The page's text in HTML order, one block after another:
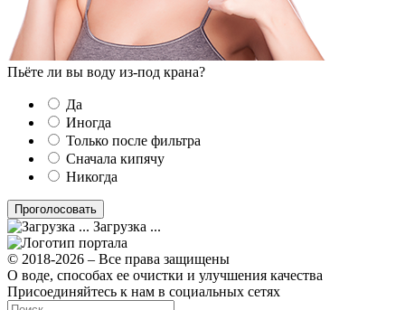
Пьёте ли вы воду из-под крана?
Да
Иногда
Только после фильтра
Сначала кипячу
Никогда
Загрузка ...
© 2018-2026 – Все права защищены
О воде, способах ее очистки и улучшения качества
Присоединяйтесь к нам в социальных сетях